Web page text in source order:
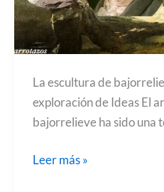
La escultura de
exploración de Ideas El
bajorrelieve ha sido una
Escultura
Leer más »